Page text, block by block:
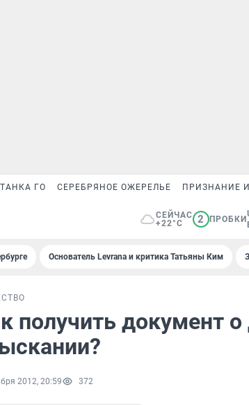
ГО СЕРЕБРЯНОЕ ОЖЕРЕЛЬЕ ПРИЗНАНИЕ
СЕЙЧАС
+22°C
2 ПРОБКИ
Основатель Levrana и критика Татьяны Ким
получить документ
2012, 20:59 372